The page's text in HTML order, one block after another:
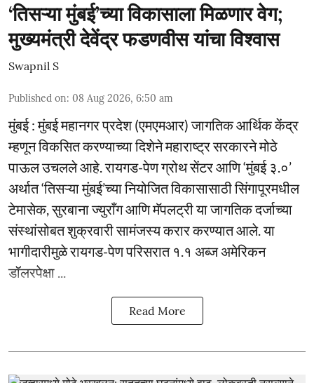
‘तिसऱ्या मुंबई’च्या विकासाला मिळणार वेग;
मुख्यमंत्री देवेंद्र फडणवीस यांचा विश्वास
Swapnil S
Published on: 08 Aug 2026, 6:50 am
मुंबई : मुंबई महानगर प्रदेश (एमएमआर) जागतिक आर्थिक केंद्र
म्हणून विकसित करण्याच्या दिशेने महाराष्ट्र सरकारने मोठे
पाऊल उचलले आहे. रायगड-पेण ग्रोथ सेंटर आणि ‘मुंबई ३.०’
अर्थात ‘तिसऱ्या मुंबई’च्या नियोजित विकासासाठी सिंगापूरमधील
टेमासेक, सुरबाना ज्युराँग आणि मॅपलट्री या जागतिक दर्जाच्या
संस्थांसोबत शुक्रवारी सामंजस्य करार करण्यात आले. या
भागीदारीमुळे रायगड-पेण परिसरात १.१ अब्ज अमेरिकन
डॉलरपेक्षा ...
Read More